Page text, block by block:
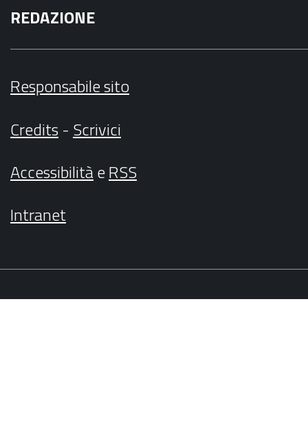
REDAZIONE
Responsabile sito
Credits- Scrivici
AccessibilitàeRSS
Intranet